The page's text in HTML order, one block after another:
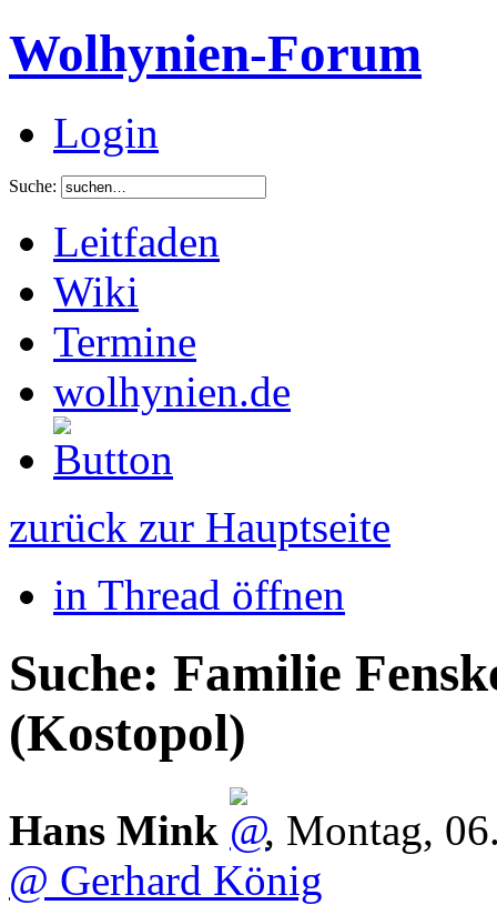
Wolhynien-Forum
Login
Suche:
Leitfaden
Wiki
Termine
wolhynien.de
zurück zur Hauptseite
in Thread öffnen
Suche: Familie
(Kostopol)
Hans Mink , Montag,
@ Gerhard König